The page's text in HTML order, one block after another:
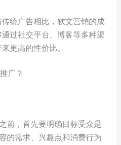
统广告相比，软文营销的成
过社交平台、博客等多种渠
更高的性价比。
广？
前，首先要明确目标受众是
的需求、兴趣点和消费行为